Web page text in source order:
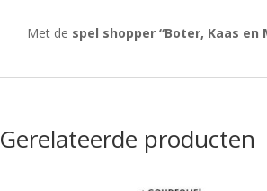
Met de spel shopper “Boter, Kaas en
Gerelateerde producten